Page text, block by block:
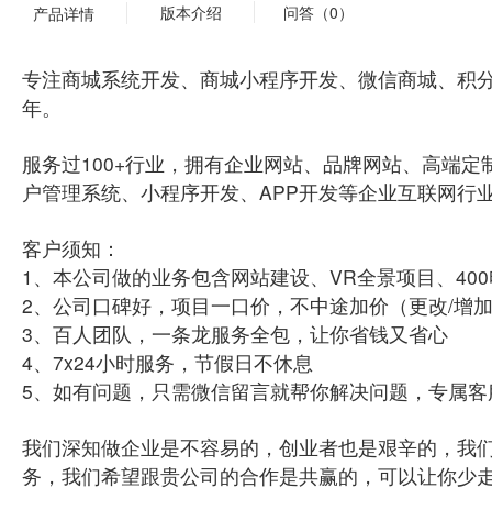
产品详情 版本介绍 问答（0）
专注商城系统开发、商城小程序开发、微信商城、
年。
服务过100+行业，拥有企业网站、品牌网站、高端
户管理系统、小程序开发、APP开发等企业互联网行
客户须知：
1、本公司做的业务包含网站建设、VR全景项目、
2、公司口碑好，项目一口价，不中途加价（更改/增
3、百人团队，一条龙服务全包，让你省钱又省心
4、7x24小时服务，节假日不休息
5、如有问题，只需微信留言就帮你解决问题，专属
我们深知做企业是不容易的，创业者也是艰辛的，
务，我们希望跟贵公司的合作是共赢的，可以让你少